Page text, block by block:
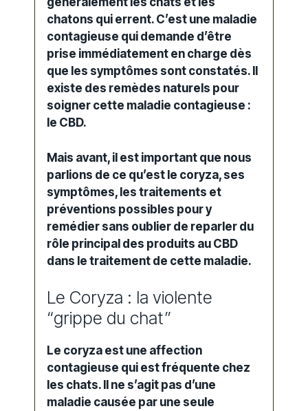
chatons qui errent. C’est une maladie
contagieuse qui demande d’être
prise immédiatement en charge dès
que les symptômes sont constatés. Il
existe des remèdes naturels pour
soigner cette maladie contagieuse :
le CBD.
Mais avant, il est important que nous
parlions de ce qu’est le coryza, ses
symptômes, les traitements et
préventions possibles pour y
remédier sans oublier de reparler du
rôle principal des produits au CBD
dans le traitement de cette maladie.
Le Coryza : la violente
“grippe du chat”
Le coryza est une affection
contagieuse qui est fréquente chez
les chats. Il ne s’agit pas d’une
maladie causée par une seule